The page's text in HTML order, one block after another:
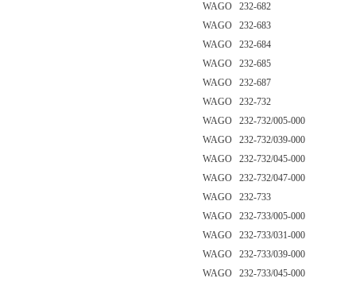
WAGO 232-682
WAGO 232-683
WAGO 232-684
WAGO 232-685
WAGO 232-687
WAGO 232-732
WAGO 232-732/005-000
WAGO 232-732/039-000
WAGO 232-732/045-000
WAGO 232-732/047-000
WAGO 232-733
WAGO 232-733/005-000
WAGO 232-733/031-000
WAGO 232-733/039-000
WAGO 232-733/045-000